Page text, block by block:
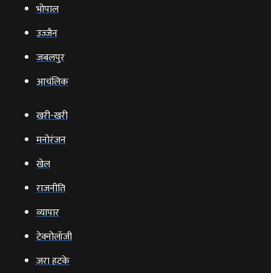
भोपाल
उज्‍जैन
जबलपुर
आचंलिक
खरी-खरी
मनोरंजन
खेल
राजनीति
व्‍यापार
टेक्‍नोलॉजी
ज़रा हटके